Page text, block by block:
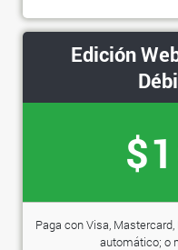
Edición
Paga con Visa,
automático; o